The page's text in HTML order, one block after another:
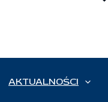
AKTUALNOŚCI